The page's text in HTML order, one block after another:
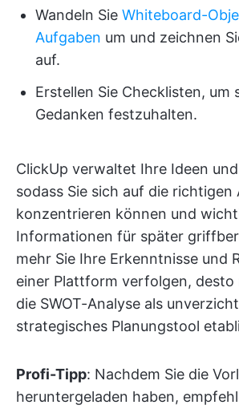
Wandeln Sie Whiteboard-
Aufgaben um und zeichnen
auf.
Erstellen Sie Checklisten, um
Gedanken festzuhalten.
ClickUp verwaltet Ihre Ideen
sodass Sie sich auf die
konzentrieren können und
Informationen für später
mehr Sie Ihre Erkenntnisse und
einer Plattform verfolgen, desto
die SWOT-Analyse als
strategisches Planungstool
Profi-Tipp: Nachdem Sie die
heruntergeladen haben,